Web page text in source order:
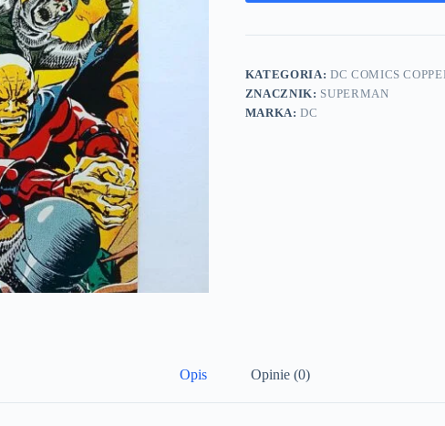
KATEGORIA: DC COMICS
ZNACZNIK: SUPERMAN
MARKA:DC
Opis Opinie (0)